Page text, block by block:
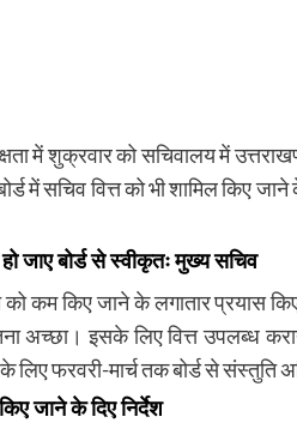
में शुक्रवार को सचिवालय में
में सचिव वित्त को भी शामिल किए
जाए बोर्ड से स्वीकृतः मुख्य सचिव
कम किए जाने के लगातार प्रयास
अच्छा। इसके लिए वित्त उपलब्ध
लिए फरवरी-मार्च तक बोर्ड से संस्तुति
जाने के दिए निर्देश